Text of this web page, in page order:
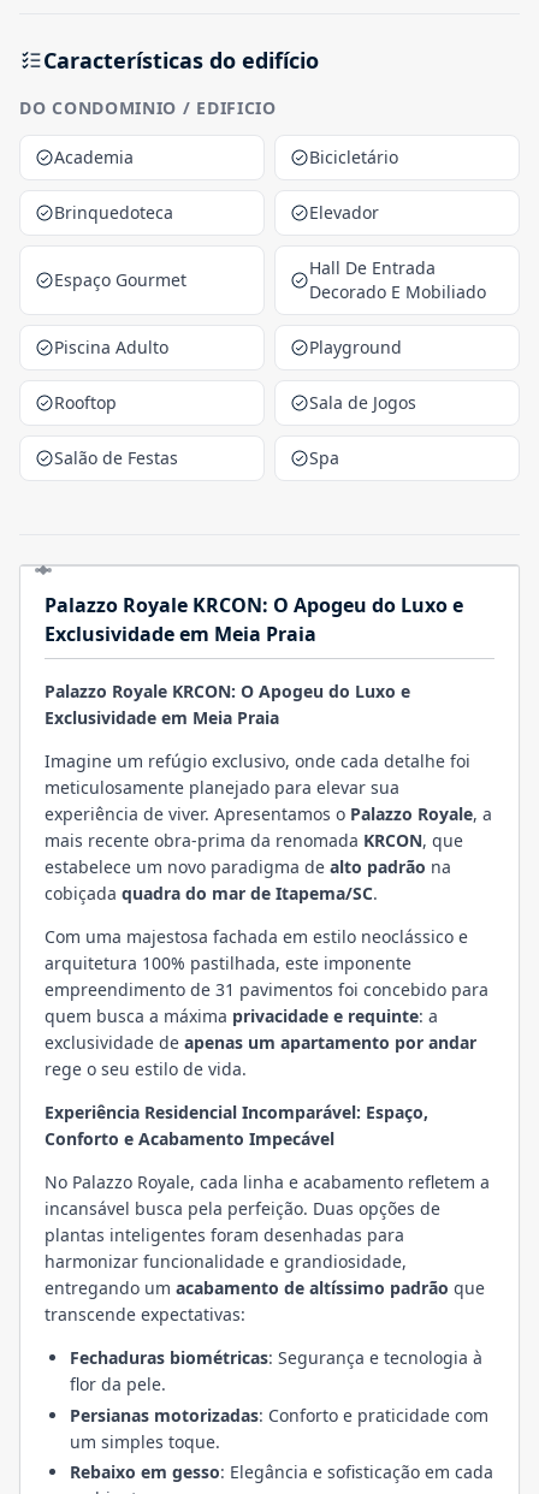
Características do edifício
DO CONDOMINIO / EDIFICIO
Academia Bicicletário
Brinquedoteca Elevador
Espaço Gourmet
Hall De Entrada
Decorado E Mobiliado
Piscina Adulto Playground
Rooftop Sala de Jogos
Salão de Festas Spa
Palazzo Royale KRCON: O Apogeu do Luxo e
Exclusividade em Meia Praia
Palazzo Royale KRCON: O Apogeu do Luxo e
Exclusividade em Meia Praia
Imagine um refúgio exclusivo, onde cada detalhe foi
meticulosamente planejado para elevar sua
experiência de viver. Apresentamos o Palazzo Royale, a
mais recente obra-prima da renomada KRCON, que
estabelece um novo paradigma de alto padrão na
cobiçada quadra do mar de Itapema/SC.
Com uma majestosa fachada em estilo neoclássico e
arquitetura 100% pastilhada, este imponente
empreendimento de 31 pavimentos foi concebido para
quem busca a máxima privacidade e requinte: a
exclusividade de apenas um apartamento por andar
rege o seu estilo de vida.
Experiência Residencial Incomparável: Espaço,
Conforto e Acabamento Impecável
No Palazzo Royale, cada linha e acabamento refletem a
incansável busca pela perfeição. Duas opções de
plantas inteligentes foram desenhadas para
harmonizar funcionalidade e grandiosidade,
entregando um acabamento de altíssimo padrão que
transcende expectativas:
Fechaduras biométricas: Segurança e tecnologia à
flor da pele.
Persianas motorizadas: Conforto e praticidade com
um simples toque.
Rebaixo em gesso: Elegância e sofisticação em cada